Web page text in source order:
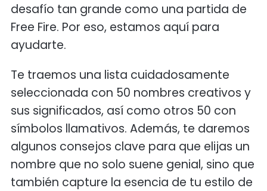
desafío tan grande como una partida de
Free Fire. Por eso, estamos aquí para
ayudarte.
Te traemos una lista cuidadosamente
seleccionada con 50 nombres creativos y
sus significados, así como otros 50 con
símbolos llamativos. Además, te daremos
algunos consejos clave para que elijas un
nombre que no solo suene genial, sino que
también capture la esencia de tu estilo de